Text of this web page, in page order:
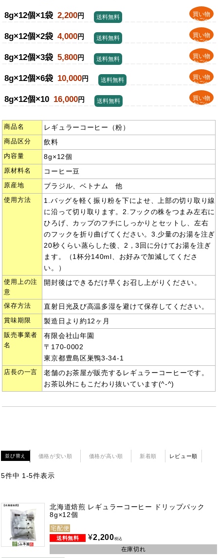
8g×12個×1袋 2,200円
買い物
かごへ
送料無料
8g×12個×2袋 4,000円
買い物
かごへ
送料無料
8g×12個×3袋 5,800円
買い物
かごへ
送料無料
8g×12個×6袋 10,000円
買い物
かごへ
送料無料
8g×12個×10 16,000円
買い物
かごへ
送料無料
商品名 レギュラーコーヒー（粉）
商品区分 飲料
内容量 8g×12個
原材料名 コーヒー豆
原産地 ブラジル、ベトナム 他
使用方法
1.バッグを軽く振り粉を下によせ、上部の切り取り線
に沿って切り取ります。2.フックの株をつまみ左右に
ひろげ、カップのフチにしっかりとセットし、左右
のフックを折り曲げてください。3.少量のお湯を注ぎ
20秒くらい蒸らした後、2，3回に分けてお湯を注ぎ
ます。（1杯分140ml、お好みで加減してくださ
い。）
使用上の注
意
開封後はできるだけ早くお召し上がりください。
保存方法 直射日光及び高温多湿を避けて保存してください。
賞味期限 製造日より約12ヶ月
販売事業者
名
有限会社山年園
〒170-0002
東京都豊島区巣鴨3-34-1
店長の一言
老舗のお茶屋が販売するレギュラーコーヒーです。
お茶以外にもこだわり抜いています(^-^)
並び替え 価格が安い順 価格が高い順 新着順 レビュー順
5件中 1 -5件表示
北海道焙煎 レギュラーコーヒー ドリップパック
8g×12個
宅配便
¥2,200税込
在庫切れ